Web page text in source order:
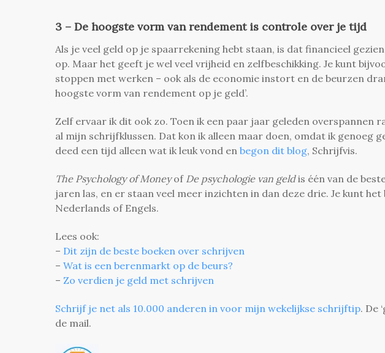
3 – De hoogste vorm van rendement is controle over je tijd
Als je veel geld op je spaarrekening hebt staan, is dat financieel
op. Maar het geeft je wel veel vrijheid en zelfbeschikking. Je kunt
stoppen met werken – ook als de economie instort en de beurzen
hoogste vorm van rendement op je geld’.
Zelf ervaar ik dit ook zo. Toen ik een paar jaar geleden overspannen
al mijn schrijfklussen. Dat kon ik alleen maar doen, omdat ik genoeg
deed een tijd alleen wat ik leuk vond en begon dit blog, Schrijfvis.
The Psychology of Moneyof De psychologie van geldis één van de
jaren las, en er staan veel meer inzichten in dan deze drie. Je kunt
Nederlands of Engels.
Lees ook:
– Dit zijn de beste boeken over schrijven
– Wat is een berenmarkt op de beurs?
– Zo verdien je geld met schrijven
Schrijf je net als 10.000 anderen in voor mijn wekelijkse schrijftip. De
de mail.